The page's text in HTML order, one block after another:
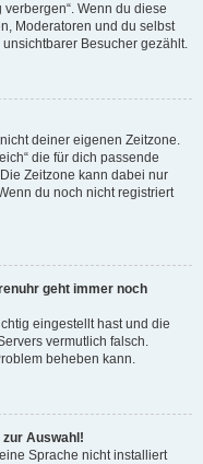
Wenn du diese
Moderatoren und du selbst
Besucher gezählt.
deiner eigenen Zeitzone.
die für dich passende
Zeitzone kann dabei nur
du noch nicht registriert
geht immer noch
eingestellt hast und die
vermutlich falsch.
beheben kann.
Auswahl!
Sprache nicht installiert